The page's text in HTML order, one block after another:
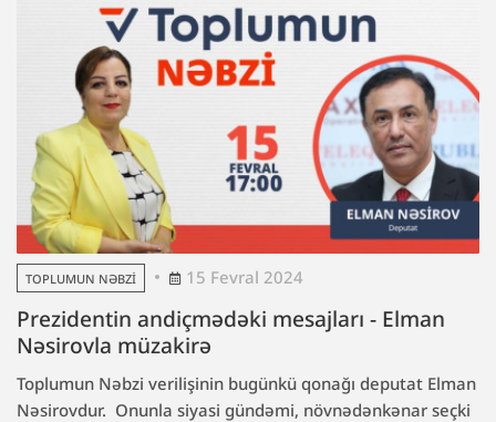
TOPLUMUN NƏBZI 15 Fevral 2024
Prezidentin andiçmədəki mesajları - Elman
Nəsirovla müzakirə
Toplumun Nəbzi verilişinin bugünkü qonağı deputat Elman
Nəsirovdur. Onunla siyasi gündəmi, növnədənkənar seçki